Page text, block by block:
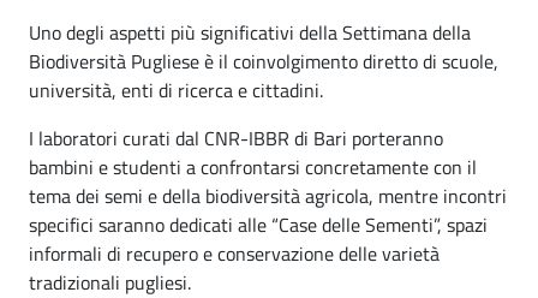
Uno degli aspetti più significativi della Settimana della
Biodiversità Pugliese è il coinvolgimento diretto di scuole,
università, enti di ricerca e cittadini.
I laboratori curati dal CNR-IBBR di Bari porteranno
bambini e studenti a confrontarsi concretamente con il
tema dei semi e della biodiversità agricola, mentre incontri
specifici saranno dedicati alle “Case delle Sementi”, spazi
informali di recupero e conservazione delle varietà
tradizionali pugliesi.